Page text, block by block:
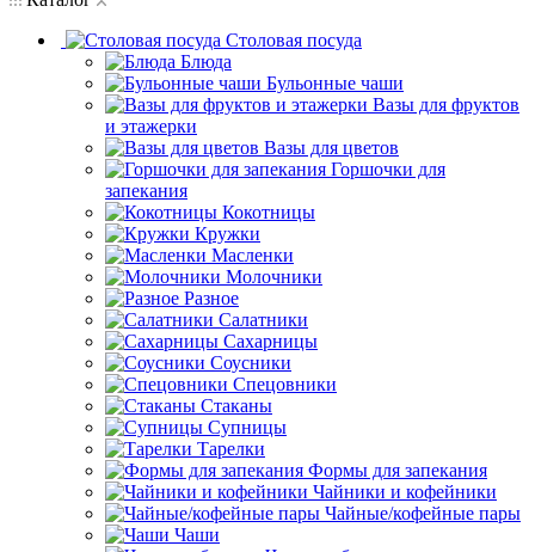
Столовая посуда
Блюда
Бульонные чаши
Вазы для фруктов
и этажерки
Вазы для цветов
Горшочки для
запекания
Кокотницы
Кружки
Масленки
Молочники
Разное
Салатники
Сахарницы
Соусники
Спецовники
Стаканы
Супницы
Тарелки
Формы для запекания
Чайники и кофейники
Чайные/кофейные пары
Чаши